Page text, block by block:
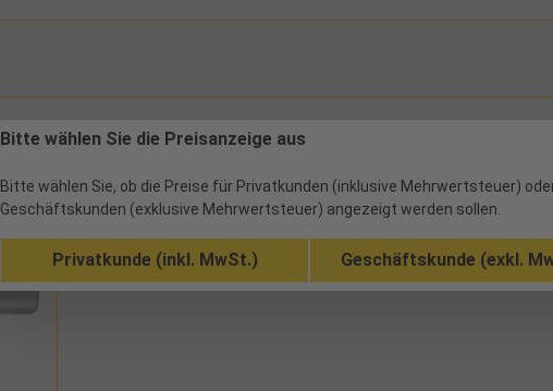
Bitte wählen Sie die Preisanzeige aus
Bitte wählen Sie, ob die Preise für Privatkunden (inklusive Mehrwertsteuer)
Geschäftskunden (exklusive Mehrwertsteuer) angezeigt werden sollen.
Privatkunde (inkl. MwSt.) Geschäftskunde (exkl.